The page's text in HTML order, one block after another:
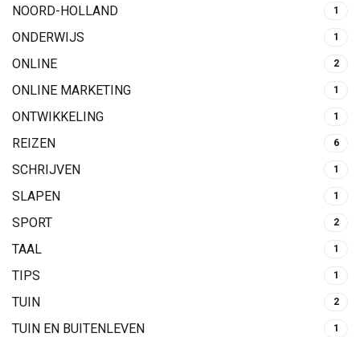
NOORD-HOLLAND 1
ONDERWIJS 1
ONLINE 2
ONLINE MARKETING 1
ONTWIKKELING 1
REIZEN 6
SCHRIJVEN 1
SLAPEN 1
SPORT 2
TAAL 1
TIPS 1
TUIN 2
TUIN EN BUITENLEVEN 1